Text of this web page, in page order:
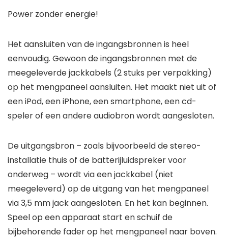
Power zonder energie!
Het aansluiten van de ingangsbronnen is heel
eenvoudig. Gewoon de ingangsbronnen met de
meegeleverde jackkabels (2 stuks per verpakking)
op het mengpaneel aansluiten. Het maakt niet uit of
een iPod, een iPhone, een smartphone, een cd-
speler of een andere audiobron wordt aangesloten.
De uitgangsbron – zoals bijvoorbeeld de stereo-
installatie thuis of de batterijluidspreker voor
onderweg – wordt via een jackkabel (niet
meegeleverd) op de uitgang van het mengpaneel
via 3,5 mm jack aangesloten. En het kan beginnen.
Speel op een apparaat start en schuif de
bijbehorende fader op het mengpaneel naar boven.